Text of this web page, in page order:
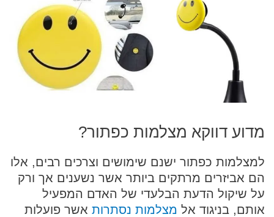
מדוע דווקא מצלמות כפתור?
למצלמות כפתור ישנם שימושים וצרכים רבים, אלו
הם אביזרים מרתקים ביותר אשר נשענים אך ורק
על שיקול הדעת הבלעדי של האדם המפעיל
אותם, בניגוד אל מצלמות נסתרות אשר פועלות